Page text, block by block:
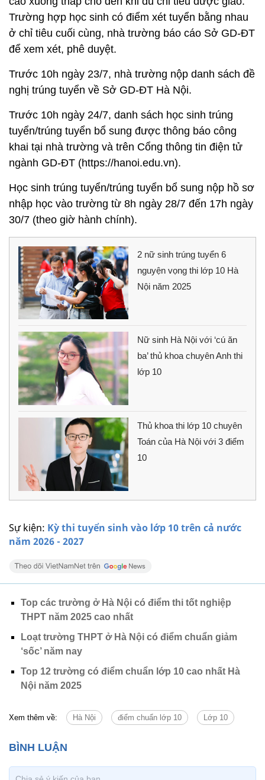
Sự kiện: Kỳ thi tuyển sinh vào lớp 10 trên cả nước
năm 2026 - 2027
Trường hợp học sinh có điểm xét tuyển bằng nhau
ở chỉ tiêu cuối cùng, nhà trường báo cáo Sở GD-ĐT
để xem xét, phê duyệt.
Trước 10h ngày 23/7, nhà trường nộp danh sách đề
nghị trúng tuyển về Sở GD-ĐT Hà Nội.
Trước 10h ngày 24/7, danh sách học sinh trúng
tuyển/trúng tuyển bổ sung được thông báo công
khai tại nhà trường và trên Cổng thông tin điện tử
ngành GD-ĐT (https://hanoi.edu.vn).
Học sinh trúng tuyển/trúng tuyển bổ sung nộp hồ sơ
nhập học vào trường từ 8h ngày 28/7 đến 17h ngày
30/7 (theo giờ hành chính).
2 nữ sinh trúng tuyển 6
nguyện vọng thi lớp 10 Hà
Nội năm 2025
Nữ sinh Hà Nội với ‘cú ăn
ba’ thủ khoa chuyên Anh thi
lớp 10
Thủ khoa thi lớp 10 chuyên
Toán của Hà Nội với 3 điểm
10
Top các trường ở Hà Nội có điểm thi tốt nghiệp
THPT năm 2025 cao nhất
Loạt trường THPT ở Hà Nội có điểm chuẩn giảm
‘sốc’ năm nay
Top 12 trường có điểm chuẩn lớp 10 cao nhất Hà
Nội năm 2025
Xem thêm về: Hà Nội điểm chuẩn lớp 10 Lớp 10